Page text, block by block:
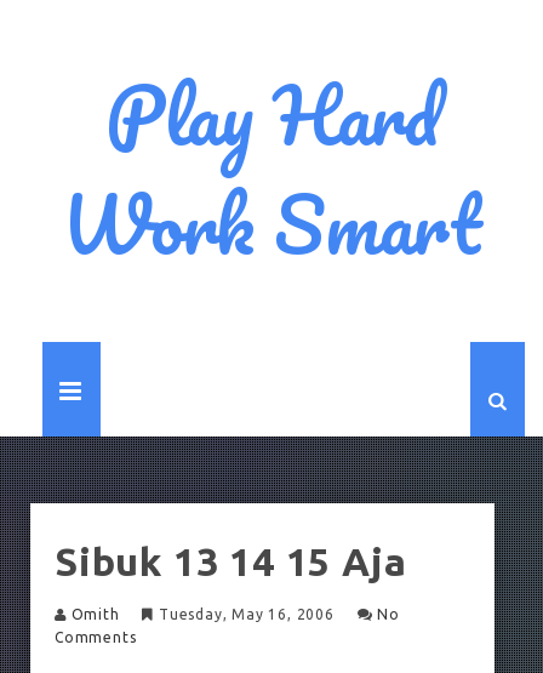
Play Hard
Work Smart
Sibuk 13 14 15 Aja
Omith Tuesday, May 16, 2006
No
Comments